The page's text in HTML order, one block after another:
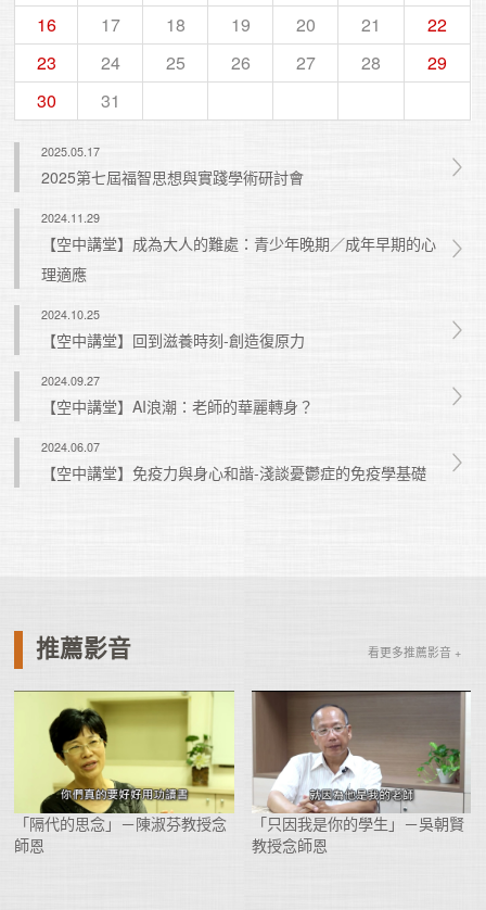
16
17 18 19 20 21
22
23
24 25 26 27 28
29
30
31
2025.05.17
2025第七屆福智思想與實踐學術研討會
2024.11.29
【空中講堂】成為大人的難處：青少年晚期／成年早期的心
理適應
2024.10.25
【空中講堂】回到滋養時刻-創造復原力
2024.09.27
【空中講堂】AI浪潮：老師的華麗轉身？
2024.06.07
【空中講堂】免疫力與身心和諧-淺談憂鬱症的免疫學基礎
推薦影音 看更多推薦影音 +
「隔代的思念」－陳淑芬教授念
師恩
「只因我是你的學生」－吳朝賢
教授念師恩